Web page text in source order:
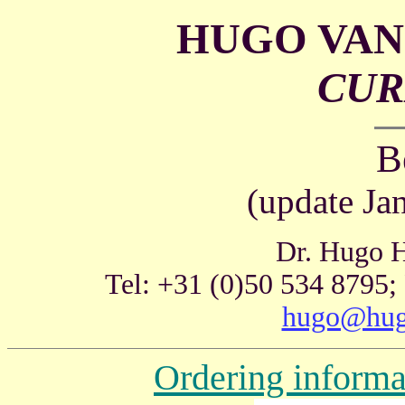
HUGO
(update
Dr. Hugo
Tel: +31 (0)50 534
Ordering